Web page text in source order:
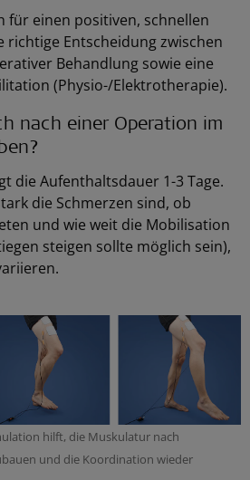
einen positiven, schnellen
richtige Entscheidung zwischen
Behandlung sowie eine
(Physio-/Elektrotherapie).
nach einer Operation im
die Aufenthaltsdauer 1-3 Tage.
die Schmerzen sind, ob
und wie weit die Mobilisation
steigen sollte möglich sein),
hilft, die Muskulatur nach
und die Koordination wieder